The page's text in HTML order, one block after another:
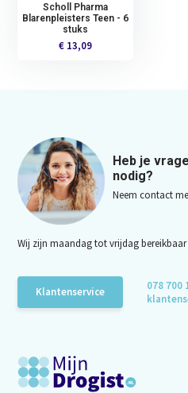
Scholl Pharma
Blarenpleisters Teen - 6
stuks
€ 13,09
Heb je
nodig?
Neem contact
Wij zijn maandag tot vrijdag bereikbaar
Klantenservice
078 700